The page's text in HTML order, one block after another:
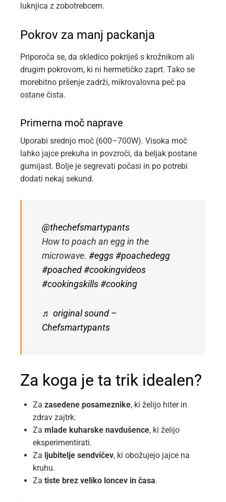
luknjica z zobotrebcem.
Pokrov za manj packanja
Priporoča se, da skledico pokriješ s krožnikom ali
drugim pokrovom, ki ni hermetičko zaprt. Tako se
morebitno pršenje zadrži, mikrovalovna peč pa
ostane čista.
Primerna moč naprave
Uporabi srednjo moč (600–700W). Visoka moč
lahko jajce prekuha in povzroči, da beljak postane
gumijast. Bolje je segrevati počasi in po potrebi
dodati nekaj sekund.
@thechefsmartypants
How to poach an egg in the
microwave. #eggs #poachedegg
#poached #cookingvideos
#cookingskills #cooking
♬ original sound –
Chefsmartypants
Za koga je ta trik idealen?
Za zasedene posameznike, ki želijo hiter in
zdrav zajtrk.
Za mlade kuharske navdušence, ki želijo
eksperimentirati.
Za ljubitelje sendvičev, ki obožujejo jajce na
kruhu.
Za tiste brez veliko loncev in časa.